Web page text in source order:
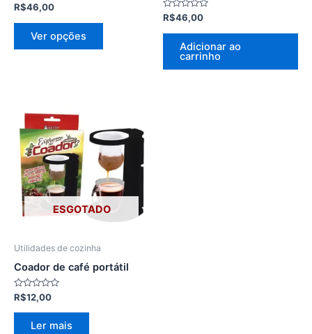
Avaliação
0
de
R$46,00
Ver opções
Avaliação
0
de
R$46,00
Adicionar ao
carrinho
ESGOTADO
Utilidades de cozinha
Coador de café portátil
Avaliação
0
de
R$12,00
Ler mais